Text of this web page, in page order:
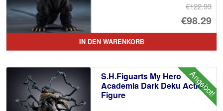
€122.93
€98.29
IN DEN WARENKORB
Angebot!
S.H.Figuarts My Hero
Academia Dark Deku Action
Figure